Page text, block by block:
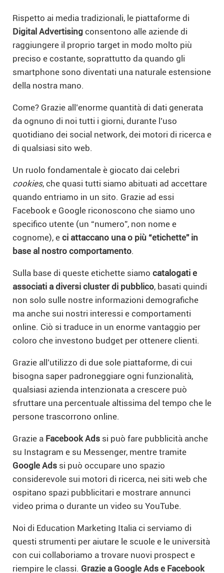
Rispetto ai media tradizionali, le piattaforme di
Digital Advertising consentono alle aziende di
raggiungere il proprio target in modo molto più
preciso e costante, soprattutto da quando gli
smartphone sono diventati una naturale estensione
della nostra mano.
Come? Grazie all’enorme quantità di dati generata
da ognuno di noi tutti i giorni, durante l’uso
quotidiano dei social network, dei motori di ricerca e
di qualsiasi sito web.
Un ruolo fondamentale è giocato dai celebri
cookies, che quasi tutti siamo abituati ad accettare
quando entriamo in un sito. Grazie ad essi
Facebook e Google riconoscono che siamo uno
specifico utente (un “numero”, non nome e
cognome), e ci attaccano una o più “etichette” in
base al nostro comportamento.
Sulla base di queste etichette siamo catalogati e
associati a diversi cluster di pubblico, basati quindi
non solo sulle nostre informazioni demografiche
ma anche sui nostri interessi e comportamenti
online. Ciò si traduce in un enorme vantaggio per
coloro che investono budget per ottenere clienti.
Grazie all’utilizzo di due sole piattaforme, di cui
bisogna saper padroneggiare ogni funzionalità,
qualsiasi azienda intenzionata a crescere può
sfruttare una percentuale altissima del tempo che le
persone trascorrono online.
Grazie a Facebook Ads si può fare pubblicità anche
su Instagram e su Messenger, mentre tramite
Google Ads si può occupare uno spazio
considerevole sui motori di ricerca, nei siti web che
ospitano spazi pubblicitari e mostrare annunci
video prima o durante un video su YouTube.
Noi di Education Marketing Italia ci serviamo di
questi strumenti per aiutare le scuole e le università
con cui collaboriamo a trovare nuovi prospect e
riempire le classi. Grazie a Google Ads e Facebook